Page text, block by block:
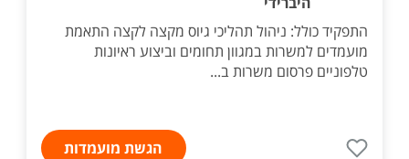
התפקיד כולל: ניהול תהליכי גיוס מקצה לקצה התאמת
מועמדים למשרות במגוון תחומים וביצוע ראיונות
טלפוניים פרסום משרות ב...
הגשת מועמדות